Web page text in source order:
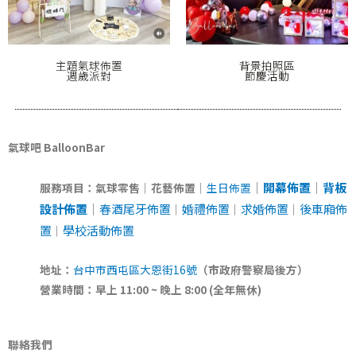
主題氣球佈置
週歲派對
背景拍照區
節慶活動
氣球吧 BalloonBar
服務項目：氣球零售 ｜花藝佈置 ｜ 生日佈置 ｜ 開幕佈置 ｜ 背板
設計佈置 ｜ 春酒尾牙佈置 ｜ 婚禮佈置 ｜ 求婚佈置 ｜ 後車廂佈
置 ｜ 學校活動佈置
地址： 台中市西屯區大恩街16號 （市政府警察局後方）
營業時間：早上 11:00 ~ 晚上 8:00 (全年無休)
聯絡我們